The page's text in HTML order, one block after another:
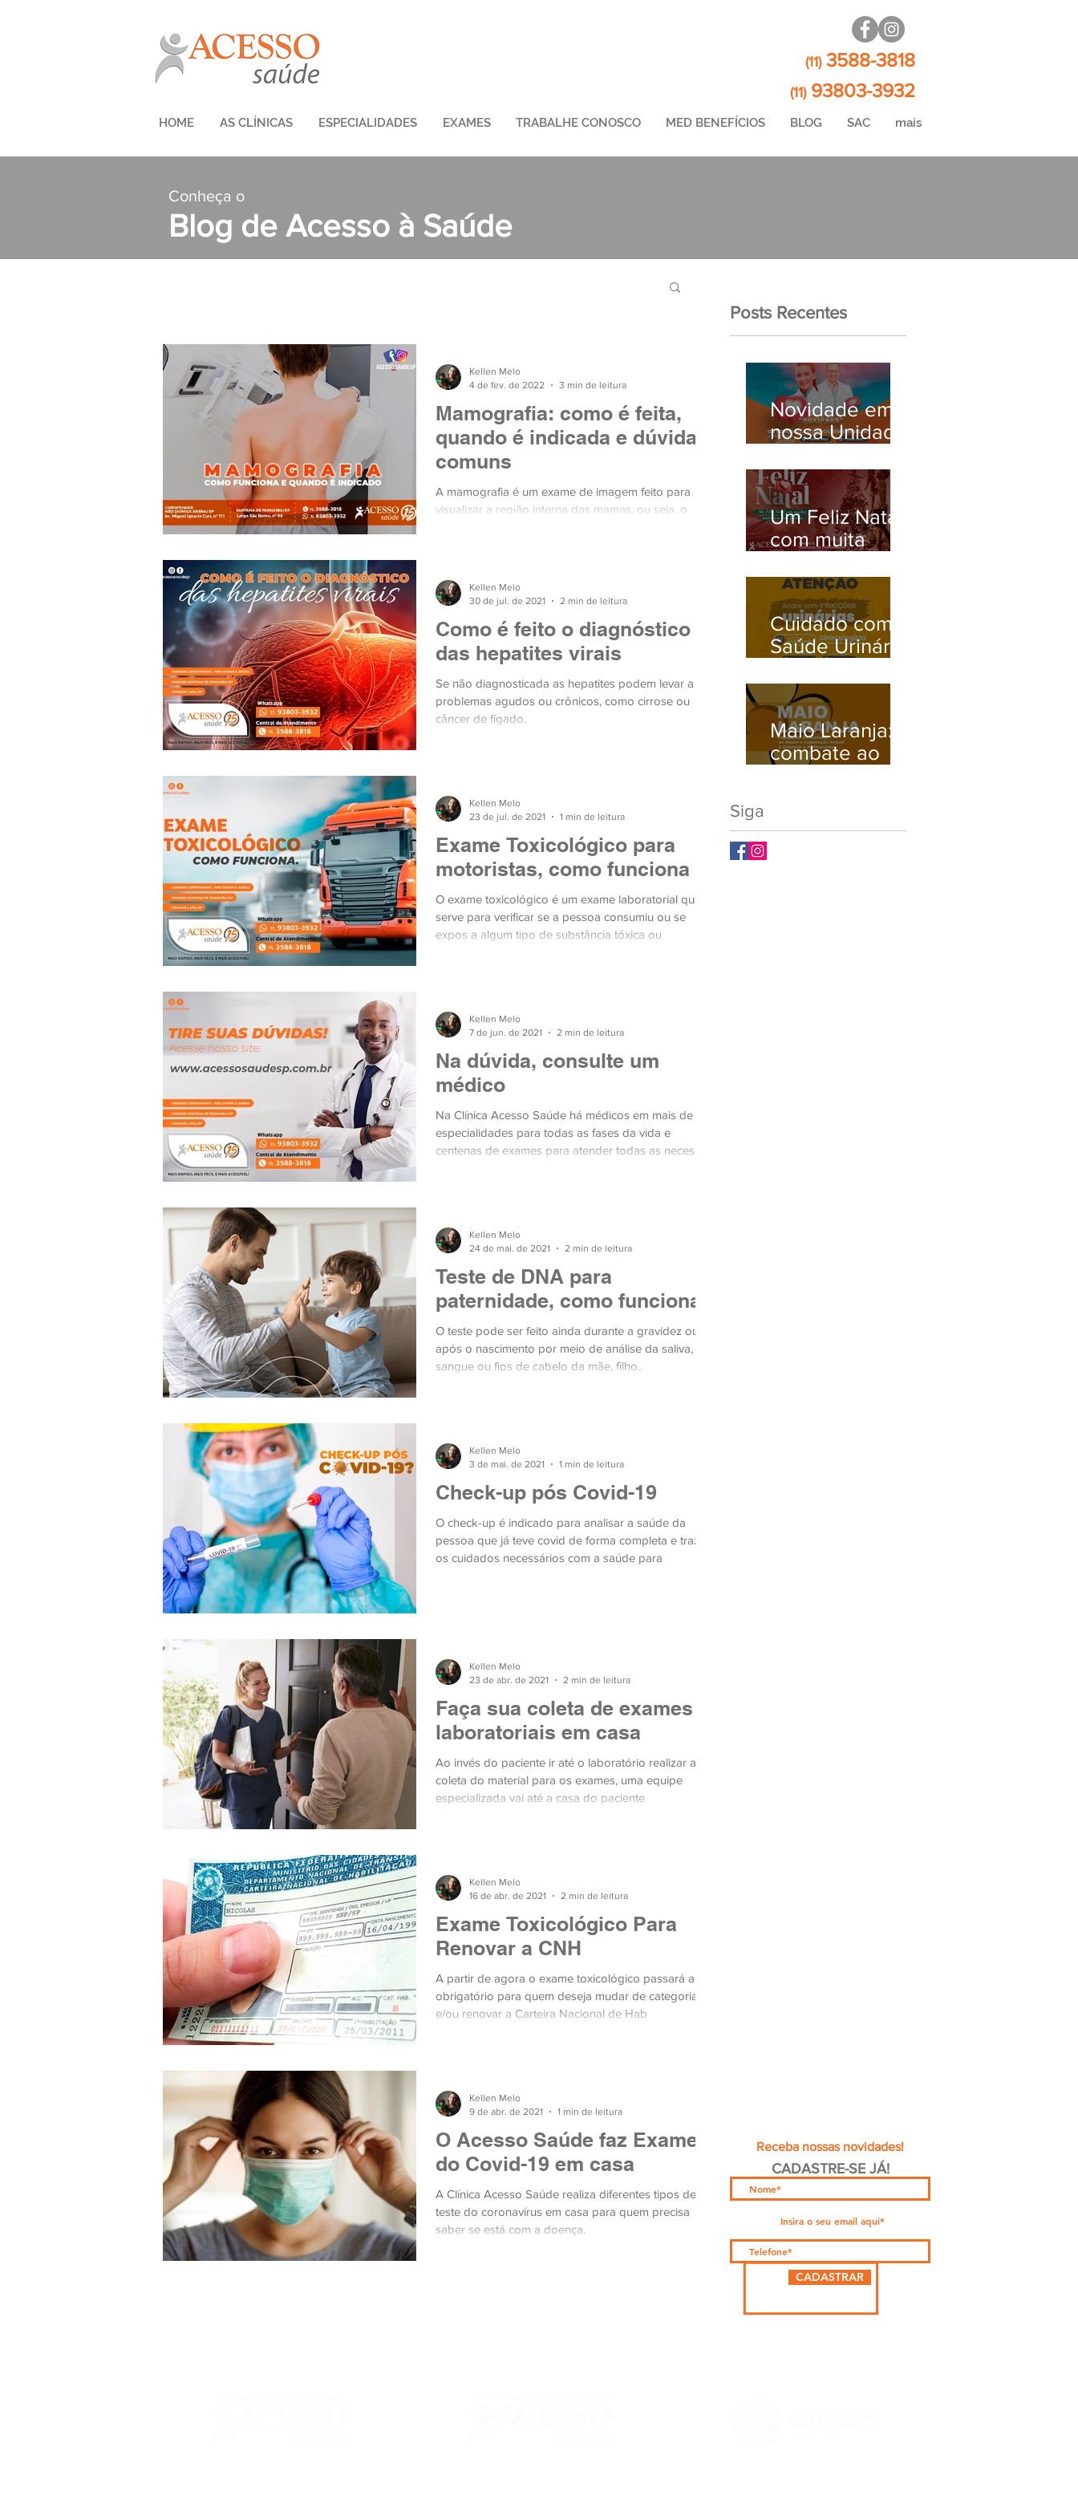
HOME AS CLÍNICAS ESPECIALIDADES EXAMES TRABALHE CONOSCO MED BENEFÍCIOS BLOG SAC mais
(11)3588-3818
(11)93803-3932
Conheça o
Blog de Acesso à Saúde
Mamografia: como é feita,
quando é indicada e dúvidas
comuns
A mamografia é um exame de imagem feito para
visualizar a região interna das mamas, ou seja, o
Kellen Melo
4 de fev. de 2022
3 min de leitura
Como é feito o diagnóstico
das hepatites virais
Se não diagnosticada as hepatites podem levar a
problemas agudos ou crônicos, como cirrose ou
câncer de fígado.
Kellen Melo
30 de jul. de 2021
2 min de leitura
Exame Toxicológico para
motoristas, como funciona
O exame toxicológico é um exame laboratorial que
serve para verificar se a pessoa consumiu ou se
expos a algum tipo de substância tóxica ou
Kellen Melo
23 de jul. de 2021
1 min de leitura
Na dúvida, consulte um
médico
Na Clínica Acesso Saúde há médicos em mais de 20
especialidades para todas as fases da vida e
centenas de exames para atender todas as neces
Kellen Melo
7 de jun. de 2021
2 min de leitura
Teste de DNA para
paternidade, como funciona
O teste pode ser feito ainda durante a gravidez ou
após o nascimento por meio de análise da saliva,
sangue ou fios de cabelo da mãe, filho..
Kellen Melo
24 de mai. de 2021
2 min de leitura
Check-up pós Covid-19
O check-up é indicado para analisar a saúde da
pessoa que já teve covid de forma completa e trazer
os cuidados necessários com a saúde para
Kellen Melo
3 de mai. de 2021
1 min de leitura
Faça sua coleta de exames
laboratoriais em casa
Ao invés do paciente ir até o laboratório realizar a
coleta do material para os exames, uma equipe
especializada vai até a casa do paciente
Kellen Melo
23 de abr. de 2021
2 min de leitura
Exame Toxicológico Para
Renovar a CNH
A partir de agora o exame toxicológico passará a ser
obrigatório para quem deseja mudar de categoria
e/ou renovar a Carteira Nacional de Hab
Kellen Melo
16 de abr. de 2021
2 min de leitura
O Acesso Saúde faz Exames
do Covid-19 em casa
A Clínica Acesso Saúde realiza diferentes tipos de
teste do coronavírus em casa para quem precisa
saber se está com a doença.
Kellen Melo
9 de abr. de 2021
1 min de leitura
Posts Recentes
Novidade em
nossa Unidade
Parnaíba/SP!
Um Feliz Natal
com muita
toda família.
Cuidado com a
Saúde Urinária:
Problemas de
Infecção e
Busque Ajuda
Médica.
Maio Laranja:
combate ao
Siga
Receba nossas novidades!
CADASTRE-SE JÁ!
CADASTRAR